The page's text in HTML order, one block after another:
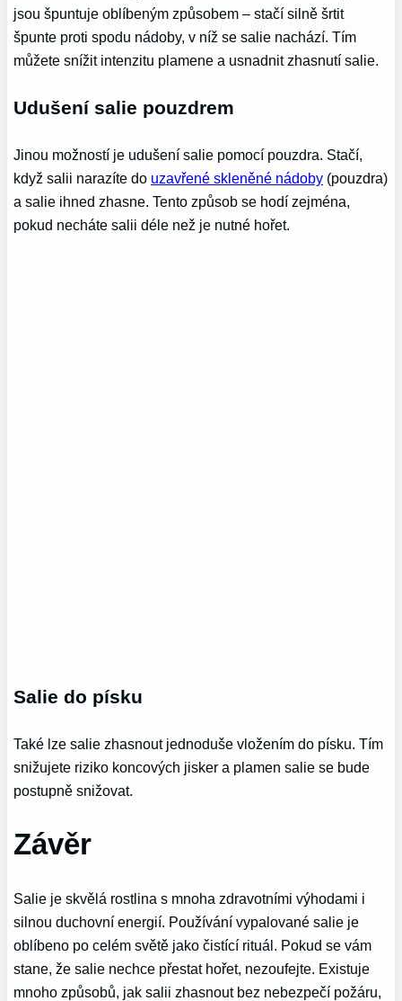
jsou špuntuje oblíbeným způsobem – stačí silně šrtit
špunte proti spodu nádoby, v níž se salie nachází. Tím
můžete snížit intenzitu plamene a usnadnit zhasnutí salie.
Udušení salie pouzdrem
Jinou možností je udušení salie pomocí pouzdra. Stačí,
když salii narazíte do uzavřené skleněné nádoby (pouzdra)
a salie ihned zhasne. Tento způsob se hodí zejména,
pokud necháte salii déle než je nutné hořet.
Salie do písku
Také lze salie zhasnout jednoduše vložením do písku. Tím
snižujete riziko koncových jisker a plamen salie se bude
postupně snižovat.
Závěr
Salie je skvělá rostlina s mnoha zdravotními výhodami i
silnou duchovní energií. Používání vypalované salie je
oblíbeno po celém světě jako čistící rituál. Pokud se vám
stane, že salie nechce přestat hořet, nezoufejte. Existuje
mnoho způsobů, jak salii zhasnout bez nebezpečí požáru,